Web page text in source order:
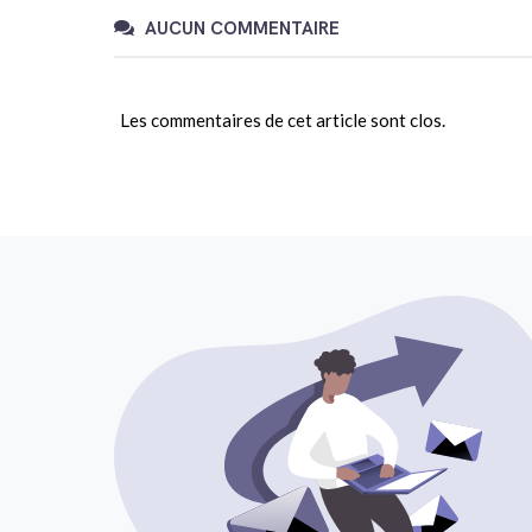
AUCUN COMMENTAIRE
Les commentaires de cet article sont clos.